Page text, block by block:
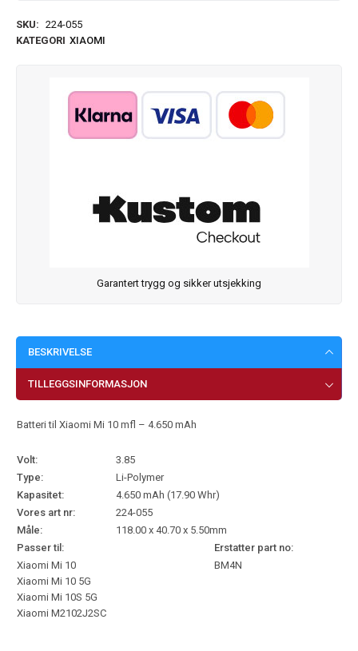
SKU: 224-055
KATEGORI XIAOMI
Garantert trygg og sikker utsjekking
BESKRIVELSE
TILLEGGSINFORMASJON
Batteri til Xiaomi Mi 10 mfl – 4.650 mAh
Volt:
3.85
Type:
Li-Polymer
Kapasitet:
4.650 mAh (17.90 Whr)
Vores art nr:
224-055
Måle:
118.00 x 40.70 x 5.50mm
Passer til:
Erstatter part no:
Xiaomi Mi 10
Xiaomi Mi 10 5G
Xiaomi Mi 10S 5G
Xiaomi M2102J2SC
BM4N